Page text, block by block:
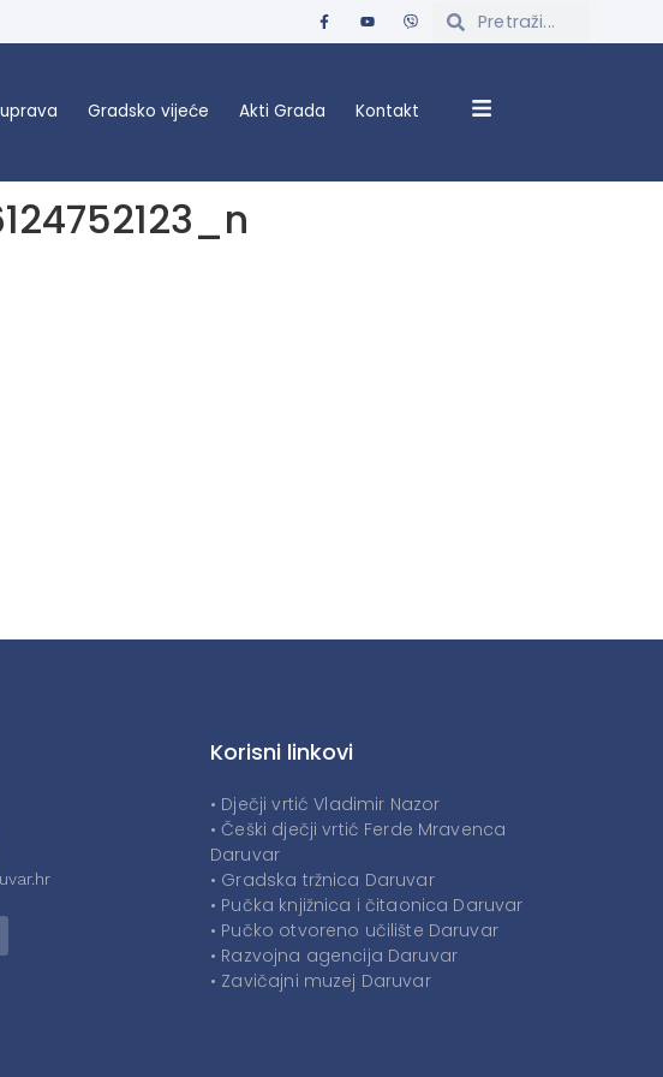
Gradsko vijeće Akti Grada Kontakt
Korisni linkovi
• Dječji vrtić Vladimir Nazor
• Češki dječji vrtić Ferde Mravenca
Daruvar
• Gradska tržnica Daruvar
• Pučka knjižnica i čitaonica Daruvar
• Pučko otvoreno učilište Daruvar
• Razvojna agencija Daruvar
• Zavičajni muzej Daruvar